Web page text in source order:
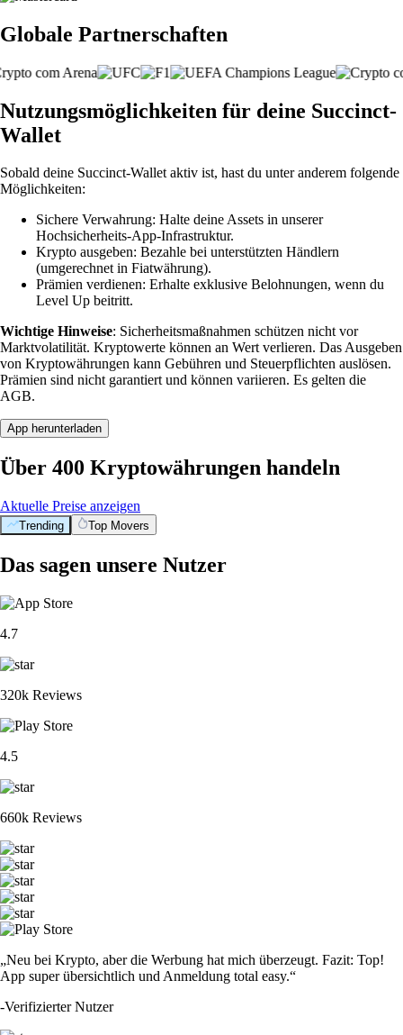
Globale Partnerschaften
Nutzungsmöglichkeiten für deine Succinct-
Wallet
Sobald deine Succinct-Wallet aktiv ist, hast du unter anderem folgende
Möglichkeiten:
Sichere Verwahrung: Halte deine Assets in unserer
Hochsicherheits-App-Infrastruktur.
Krypto ausgeben: Bezahle bei unterstützten Händlern
(umgerechnet in Fiatwährung).
Prämien verdienen: Erhalte exklusive Belohnungen, wenn du
Level Up beitritt.
Wichtige Hinweise: Sicherheitsmaßnahmen schützen nicht vor
Marktvolatilität. Kryptowerte können an Wert verlieren. Das Ausgeben
von Kryptowährungen kann Gebühren und Steuerpflichten auslösen.
Prämien sind nicht garantiert und können variieren. Es gelten die
AGB.
App herunterladen
Über 400 Kryptowährungen handeln
Aktuelle Preise anzeigen
Trending Top Movers
Das sagen unsere Nutzer
4.7
320k Reviews
4.5
660k Reviews
„Neu bei Krypto, aber die Werbung hat mich überzeugt. Fazit: Top!
App super übersichtlich und Anmeldung total easy.“
-Verifizierter Nutzer